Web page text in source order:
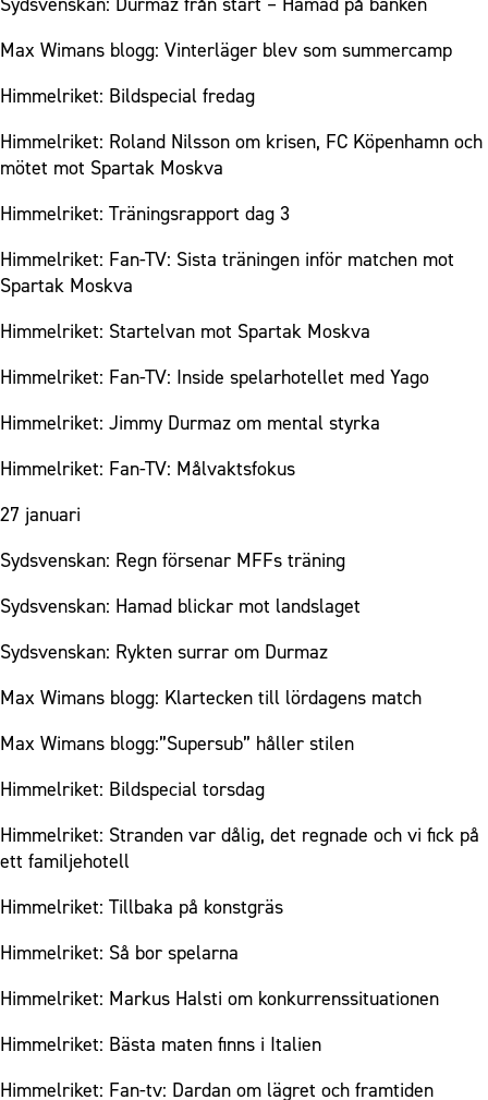
Max Wimans blogg: Vinterläger blev som summercamp
Himmelriket: Bildspecial fredag
Himmelriket: Roland Nilsson om krisen, FC Köpenhamn och
mötet mot Spartak Moskva
Himmelriket: Träningsrapport dag 3
Himmelriket: Fan-TV: Sista träningen inför matchen mot
Spartak Moskva
Himmelriket: Startelvan mot Spartak Moskva
Himmelriket: Fan-TV: Inside spelarhotellet med Yago
Himmelriket: Jimmy Durmaz om mental styrka
Himmelriket: Fan-TV: Målvaktsfokus
27 januari
Sydsvenskan: Regn försenar MFFs träning
Sydsvenskan: Hamad blickar mot landslaget
Sydsvenskan: Rykten surrar om Durmaz
Max Wimans blogg: Klartecken till lördagens match
Max Wimans blogg:”Supersub” håller stilen
Himmelriket: Bildspecial torsdag
Himmelriket: Stranden var dålig, det regnade och vi fick på
ett familjehotell
Himmelriket: Tillbaka på konstgräs
Himmelriket: Så bor spelarna
Himmelriket: Markus Halsti om konkurrenssituationen
Himmelriket: Bästa maten finns i Italien
Himmelriket: Fan-tv: Dardan om lägret och framtiden